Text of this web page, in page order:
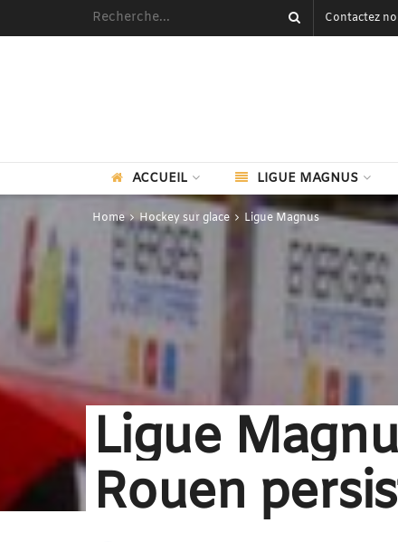
Contactez
ACCUEIL LIGUE MAGNUS
Home Hockey sur glace Ligue Magnus
Ligue
Rouen